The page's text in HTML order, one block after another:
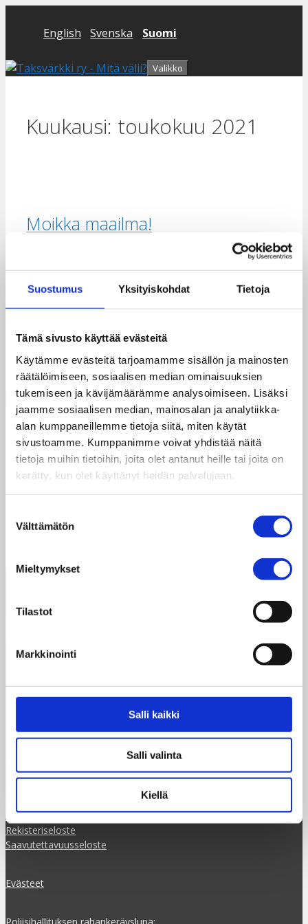
Suostumus Yksityiskohdat Tietoja
Tämä sivusto käyttää evästeitä
Käytämme evästeitä tarjoamamme sisällön ja mainosten
räätälöimiseen, sosiaalisen median ominaisuuksien
tukemiseen ja kävijämäärämme analysoimiseen. Lisäksi
jaamme sosiaalisen median, mainosalan ja analytiikka-
alan kumppaneillemme tietoja siitä, miten käytät
sivustoamme. Kumppanimme voivat yhdistää näitä
tietoja muihin tietoihin, joita olet antanut heille tai joita on
kerätty, kun olet käyttänyt heidän palvelujaan.
valinta
Välttämätön
Mieltymykset
Tilastot
Markkinointi
Salli kaikki
Salli valinta
Kiellä
sisältöönEnglish Svenska Suomi
Valikko
Kuukausi: toukokuu 2021
Moikka maailma!
sitelogic_admin
Tervetuloa
Taksvarkki ry-sivustolle. Tämä on
Kategoriat
Uncategorised
Etsi
Etsi
Recent Posts
Moikka maailma!
Blog Post Title
Recent Comments
Taksvärkki ry
Siltasaarenkatu 4, 7.krs
ilmoittautuminen@taksvarkki.fi
Taksvärkkikeräys selkokielellä
Rekisteriseloste
Saavutettavuusseloste
Evästeet